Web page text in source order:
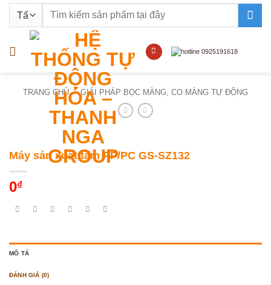
nội
Tìm
TRANG CHỦ / GIẢI PHÁP BỌC MÀNG, CO MÀNG TỰ ĐỘNG
Máy sản xuất tấm PP/PC GS-SZ132
0₫
MÔ TẢ
ĐÁNH GIÁ (0)